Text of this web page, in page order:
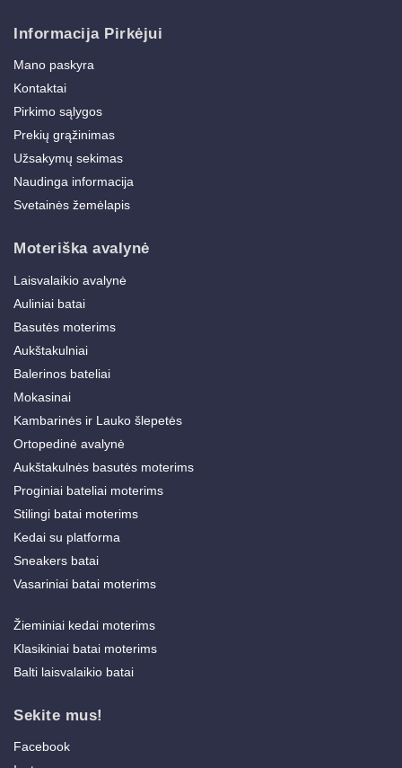
Informacija Pirkėjui
Mano paskyra
Kontaktai
Pirkimo sąlygos
Prekių grąžinimas
Užsakymų sekimas
Naudinga informacija
Svetainės žemėlapis
Moteriška avalynė
Laisvalaikio avalynė
Auliniai batai
Basutės moterims
Aukštakulniai
Balerinos bateliai
Mokasinai
Kambarinės ir Lauko šlepetės
Ortopedinė avalynė
Aukštakulnės basutės moterims
Proginiai bateliai moterims
Stilingi batai moterims
Kedai su platforma
Sneakers batai
Vasariniai batai moterims
Žieminiai kedai moterims
Klasikiniai batai moterims
Balti laisvalaikio batai
Sekite mus!
Facebook